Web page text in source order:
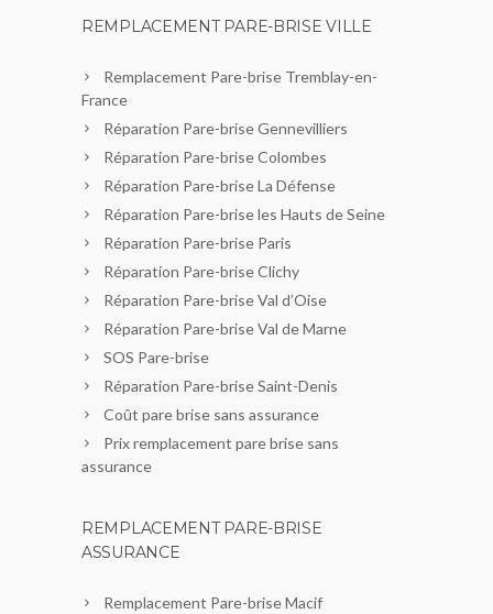
REMPLACEMENT PARE-BRISE VILLE
Remplacement Pare-brise Tremblay-en-
France
Réparation Pare-brise Gennevilliers
Réparation Pare-brise Colombes
Réparation Pare-brise La Défense
Réparation Pare-brise les Hauts de Seine
Réparation Pare-brise Paris
Réparation Pare-brise Clichy
Réparation Pare-brise Val d’Oise
Réparation Pare-brise Val de Marne
SOS Pare-brise
Réparation Pare-brise Saint-Denis
Coût pare brise sans assurance
Prix remplacement pare brise sans
assurance
REMPLACEMENT PARE-BRISE
ASSURANCE
Remplacement Pare-brise Macif